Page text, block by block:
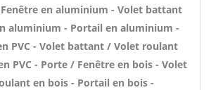
en aluminium - Volet battant
aluminium - Portail en aluminium -
PVC - Volet battant / Volet roulant
PVC - Porte / Fenêtre en bois - Volet
en bois - Portail en bois -